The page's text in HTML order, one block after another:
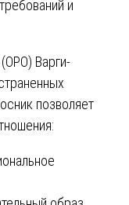
и
Варги-
позволяет